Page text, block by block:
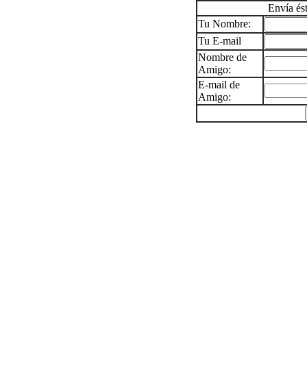
Envía
Tu Nombre:
Tu E-mail
Nombre de
Amigo:
E-mail de
Amigo: